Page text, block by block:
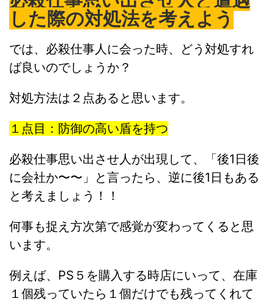
した際の対処法を考えよう
では、必殺仕事人に会った時、どう対処すれ
ば良いのでしょうか？
対処方法は２点あると思います。
１点目：防御の高い盾を持つ
必殺仕事思い出させ人が出現して、「後1日後
に会社か〜〜」と言ったら、逆に後1日もある
と考えましょう！！
何事も捉え方次第で感覚が変わってくると思
います。
例えば、PS５を購入する時店にいって、在庫
１個残っていたら１個だけでも残ってくれて